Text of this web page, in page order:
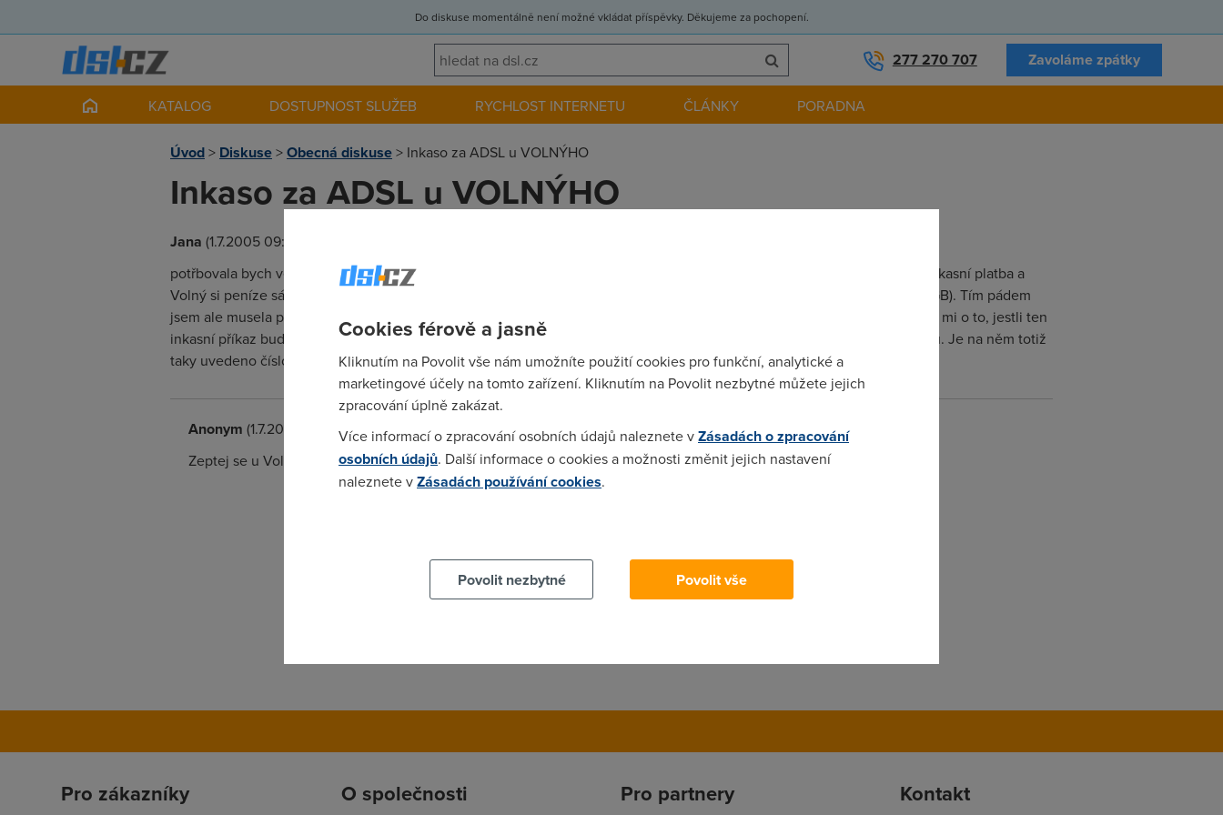
Do diskuse momentálně není možné vkládat příspěvky. Děkujeme za pochopení.
277 270 707 Zavoláme zpátky
KATALOG DOSTUPNOST SLUŽEB RYCHLOST INTERNETU ČLÁNKY PORADNA
Úvod> Diskuse>Obecná diskuse> Inkaso za ADSL u VOLNÝHO
Inkaso za ADSL u VOLNÝHO
Jana (1.7.2005 09:24:32)
potřbovala bych vědět toto. U volnýho jsem používala službu ADSL 512/128 s limitem 1 GB na který normálně fungovala inkasní platba a
Volný si peníze sám strhával. Ale teď jsem změnila parametry služby přes webový formulář (zase 512/128 ale s limitem 5 GB). Tím pádem
jsem ale musela podepsat novou smlouvu atd. Všechno prostě bylo jako kdybych službu zřizovala úplně poprvé. No a jde mi o to, jestli ten
inkasní příkaz bude platit dál nebo jestli budu muset nechat znovu potvrdit formulář o inkasu v bance a zaslat ho Volnýmu. Je na něm totiž
taky uvedeno číslo smlouvy - a to je Teď nové. Nemáte s tim někdo zkušenost??
Anonym (1.7.2005 09:34:48)
Zeptej se u Volnýho,oni nejlépe musí vědět jak jim máš platit.
Pro zákazníky O společnosti Pro partnery Kontakt
Cookies férově a jasně
Kliknutím na Povolit vše nám umožníte použití cookies pro funkční, analytické a
marketingové účely na tomto zařízení. Kliknutím na Povolit nezbytné můžete jejich
zpracování úplně zakázat.
Více informací o zpracování osobních údajů naleznete vZásadách o zpracování
osobních údajů. Další informace o cookies a možnosti změnit jejich nastavení
naleznete vZásadách používání cookies.
Povolit nezbytné
Povolit vše